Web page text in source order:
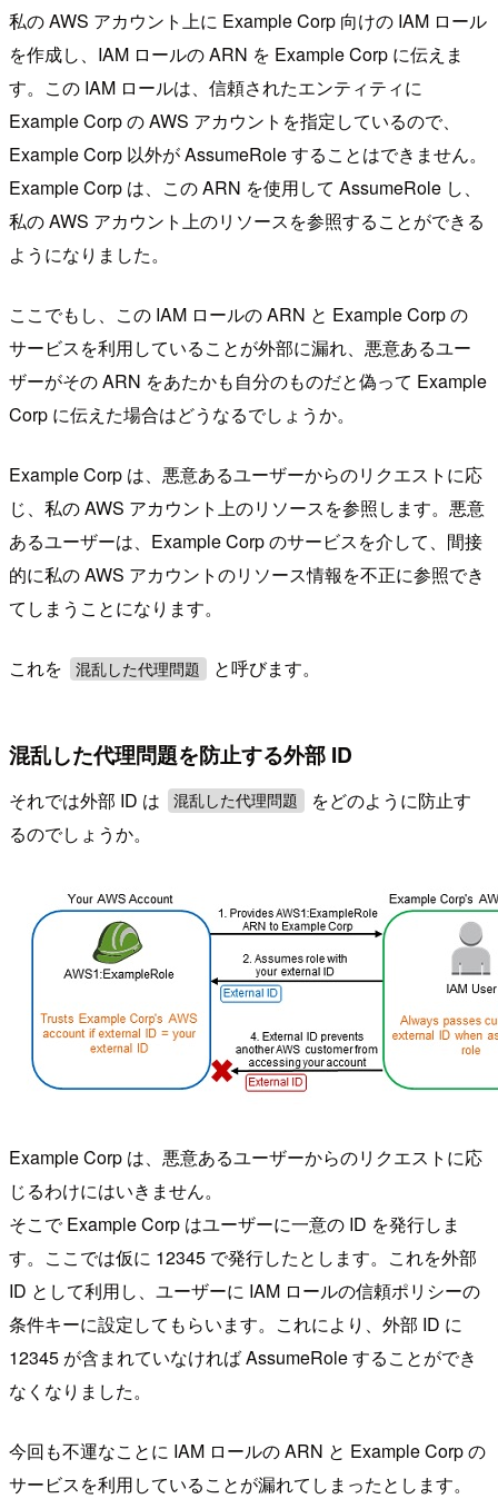
私の AWS アカウント上に Example Corp 向けの IAM ロール
を作成し、IAM ロールの ARN を Example Corp に伝えま
す。この IAM ロールは、信頼されたエンティティに
Example Corp の AWS アカウントを指定しているので、
Example Corp 以外が AssumeRole することはできません。
Example Corp は、この ARN を使用して AssumeRole し、
私の AWS アカウント上のリソースを参照することができる
ようになりました。
ここでもし、この IAM ロールの ARN と Example Corp の
サービスを利用していることが外部に漏れ、悪意あるユー
ザーがその ARN をあたかも自分のものだと偽って Example
Corp に伝えた場合はどうなるでしょうか。
Example Corp は、悪意あるユーザーからのリクエストに応
じ、私の AWS アカウント上のリソースを参照します。悪意
あるユーザーは、Example Corp のサービスを介して、間接
的に私の AWS アカウントのリソース情報を不正に参照でき
てしまうことになります。
これを 混乱した代理問題 と呼びます。
混乱した代理問題を防止する外部 ID
それでは外部 ID は 混乱した代理問題
をどのように防止す
るのでしょうか。
Example Corp は、悪意あるユーザーからのリクエストに応
じるわけにはいきません。
そこで Example Corp はユーザーに一意の ID を発行しま
す。ここでは仮に 12345 で発行したとします。これを外部
ID として利用し、ユーザーに IAM ロールの信頼ポリシーの
条件キーに設定してもらいます。これにより、外部 ID に
12345 が含まれていなければ AssumeRole することができ
なくなりました。
今回も不運なことに IAM ロールの ARN と Example Corp の
サービスを利用していることが漏れてしまったとします。